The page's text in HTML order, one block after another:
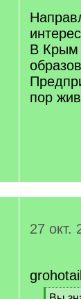
q
]
В Крым
пор
27 окт.